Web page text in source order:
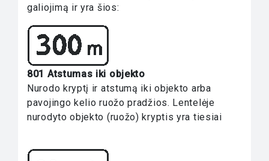
galiojimą ir yra šios:
801 Atstumas iki objekto
Nurodo kryptį ir atstumą iki objekto arba
pavojingo kelio ruožo pradžios. Lentelėje
nurodyto objekto (ruožo) kryptis yra tiesiai